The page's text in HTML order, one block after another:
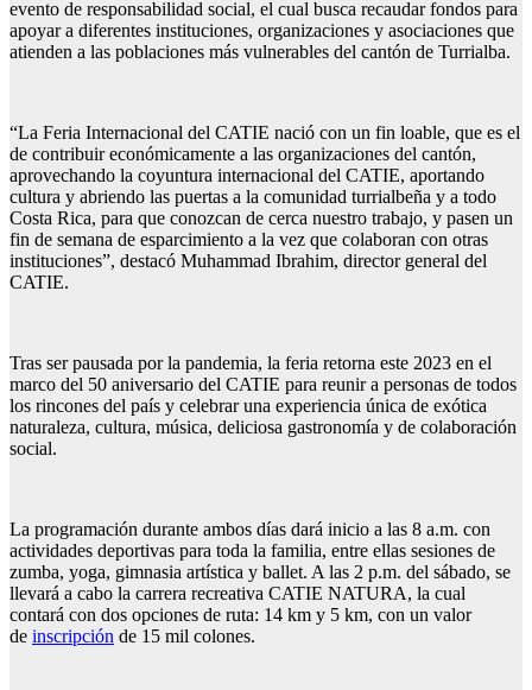
evento de responsabilidad social, el cual busca recaudar fondos para
apoyar a diferentes instituciones, organizaciones y asociaciones que
atienden a las poblaciones más vulnerables del cantón de Turrialba.
“La Feria Internacional del CATIE nació con un fin loable, que es el
de contribuir económicamente a las organizaciones del cantón,
aprovechando la coyuntura internacional del CATIE, aportando
cultura y abriendo las puertas a la comunidad turrialbeña y a todo
Costa Rica, para que conozcan de cerca nuestro trabajo, y pasen un
fin de semana de esparcimiento a la vez que colaboran con otras
instituciones”, destacó Muhammad Ibrahim, director general del
CATIE.
Tras ser pausada por la pandemia, la feria retorna este 2023 en el
marco del 50 aniversario del CATIE para reunir a personas de todos
los rincones del país y celebrar una experiencia única de exótica
naturaleza, cultura, música, deliciosa gastronomía y de colaboración
social.
La programación durante ambos días dará inicio a las 8 a.m. con
actividades deportivas para toda la familia, entre ellas sesiones de
zumba, yoga, gimnasia artística y ballet. A las 2 p.m. del sábado, se
llevará a cabo la carrera recreativa CATIE NATURA, la cual
contará con dos opciones de ruta: 14 km y 5 km, con un valor
de inscripción de 15 mil colones.